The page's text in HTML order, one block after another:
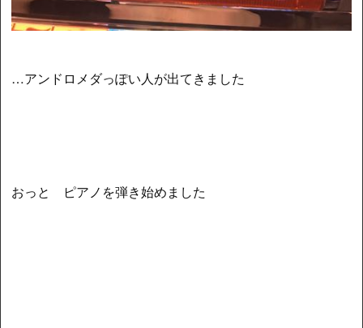
…アンドロメダっぽい人が出てきました
おっと ピアノを弾き始めました